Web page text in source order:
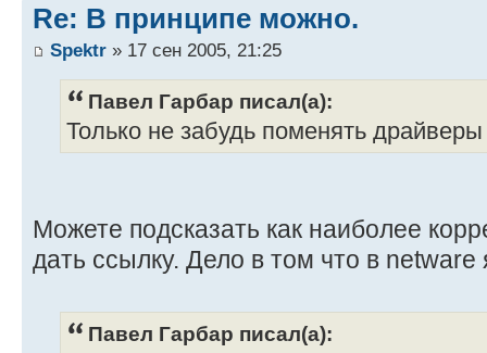
Re: В принципе можно.
Spektr » 17 сен 2005, 21:25
Павел Гарбар писал(а):
Только не забудь поменять драйверы
Можете подсказать как наиболее
дать ссылку. Дело в том что в netware
Павел Гарбар писал(а):